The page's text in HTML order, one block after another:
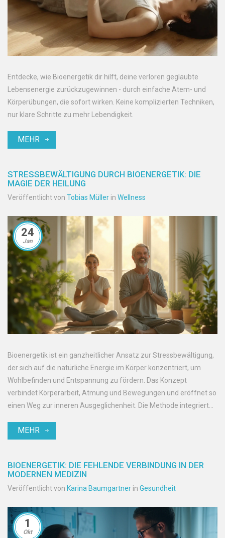
Entdecke, wie Bioenergetik dir hilft, deine verloren geglaubte
Lebensenergie zurückzugewinnen - durch einfache Atem- und
Körperübungen, die sofort wirken. Keine komplizierten Techniken,
nur klare Schritte zu mehr Lebendigkeit.
MEHR
STRESSBEWÄLTIGUNG DURCH BIOENERGETIK: DIE
MAGIE DER HEILUNG
Veröffentlicht von Tobias Müller in Wellness
24
Jan
Bioenergetik ist ein ganzheitlicher Ansatz zur Stressbewältigung,
der sich auf die natürliche Energie im Körper konzentriert, um
Wohlbefinden und Entspannung zu fördern. Das Konzept
verbindet Körperarbeit, Atmung und Bewegungen und eröffnet so
einen Weg zur inneren Ausgeglichenheit. Die Methode integriert
und Stresssymptome effektiv zu mindern. Auch im modernen
begegnen.
MEHR
BIOENERGETIK: DIE FEHLENDE VERBINDUNG IN DER
MODERNEN MEDIZIN
Veröffentlicht von Karina Baumgartner in Gesundheit
1
Okt